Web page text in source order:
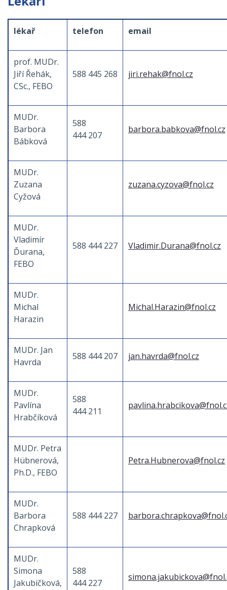
lékař telefon email
prof. MUDr.
Jiří Řehák,
CSc., FEBO
588 445 268 jiri.rehak@fnol.cz
MUDr.
Barbora
Bábková
588
444 207
barbora.babkova@fnol.cz
MUDr.
Zuzana
Cyžová
zuzana.cyzova@fnol.cz
MUDr.
Vladimír
Ďurana,
FEBO
588 444 227 Vladimir.Durana@fnol.cz
MUDr.
Michal
Harazin
Michal.Harazin@fnol.cz
MUDr. Jan
Havrda
588 444 207 jan.havrda@fnol.cz
MUDr.
Pavlína
Hrabčíková
588
444 211
MUDr. Petra
Hübnerová,
Ph.D., FEBO
Petra.Hubnerova@fnol.cz
MUDr.
Barbora
Chrapková
588 444 227
MUDr.
Simona
Jakubíčková,
588
444 227